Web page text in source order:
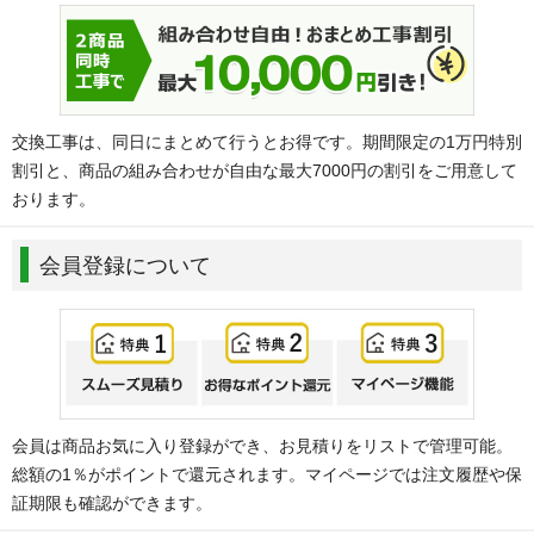
交換工事は、同日にまとめて行うとお得です。期間限定の1万円特別
割引と、商品の組み合わせが自由な最大7000円の割引をご用意して
おります。
会員登録について
会員は商品お気に入り登録ができ、お見積りをリストで管理可能。
総額の1％がポイントで還元されます。マイページでは注文履歴や保
証期限も確認ができます。